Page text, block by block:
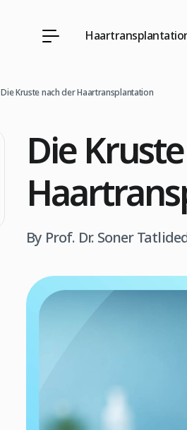
Die Kruste nach der Haartransplantation
Die
By Prof. Dr. Soner